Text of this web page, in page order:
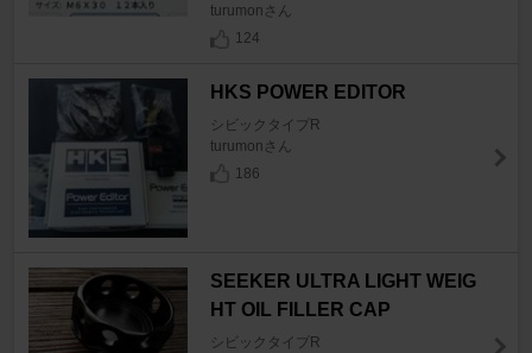
turumonさん
124
HKS POWER EDITOR
シビックタイプR
turumonさん
186
SEEKER ULTRA LIGHT WEIG
HT OIL FILLER CAP
シビックタイプR